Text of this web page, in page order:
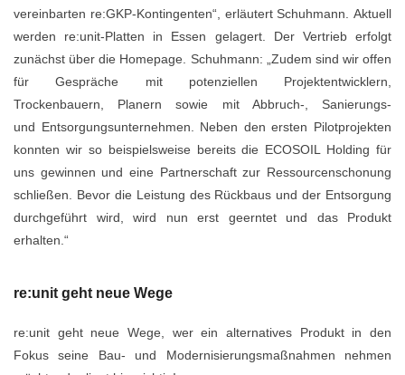
vereinbarten re:GKP-Kontingenten“, erläutert Schuhmann. Aktuell
werden re:unit-Platten in Essen gelagert. Der Vertrieb erfolgt
zunächst überdie Homepage. Schuhmann: „Zudem sind wir offen
für Gespräche mit potenziellen Projektentwicklern,
Trockenbauern, Planern sowie mit Abbruch-, Sanierungs-
und Entsorgungsunternehmen. Neben den ersten Pilotprojekten
konnten wir so beispielsweise bereits die ECOSOIL Holding für
uns gewinnen und eine Partnerschaft zur Ressourcenschonung
schließen. Bevor die Leistung des Rückbaus und der Entsorgung
durchgeführt wird, wird nun erst geerntet und das Produkt
erhalten.“
re:unit geht neue Wege
re:unit geht neue Wege, wer ein alternatives Produkt in den
Fokus seine Bau- und Modernisierungsmaßnahmen nehmen